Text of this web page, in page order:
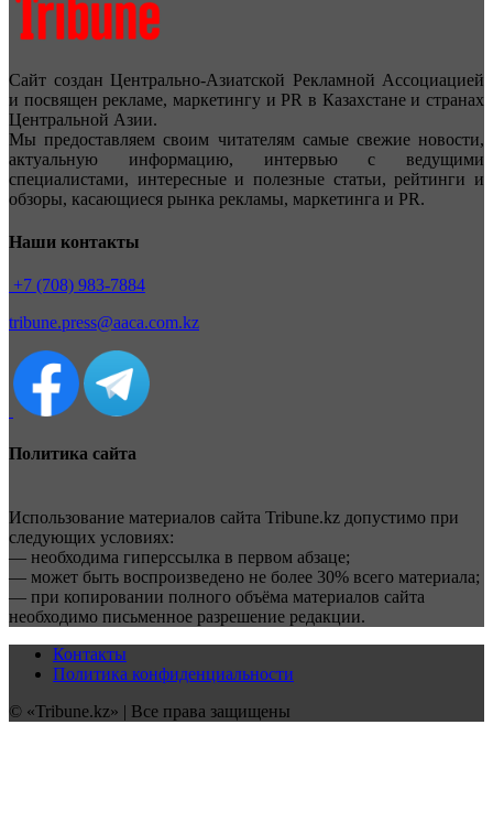
Сайт создан Центрально-Азиатской Рекламной Ассоциацией
и посвящен рекламе, маркетингу и PR в Казахстане и странах
Центральной Азии.
Мы предоставляем своим читателям самые свежие новости,
актуальную информацию, интервью с ведущими
специалистами, интересные и полезные статьи, рейтинги и
обзоры, касающиеся рынка рекламы, маркетинга и PR.
Наши контакты
+7 (708) 983-7884
tribune.press@aaca.com.kz
Политика сайта
Использование материалов сайта Tribune.kz допустимо при
следующих условиях:
— необходима гиперссылка в первом абзаце;
— может быть воспроизведено не более 30% всего материала;
— при копировании полного объёма материалов сайта
необходимо письменное разрешение редакции.
Контакты
Политика конфиденциальности
© «Tribune.kz» | Все права защищены